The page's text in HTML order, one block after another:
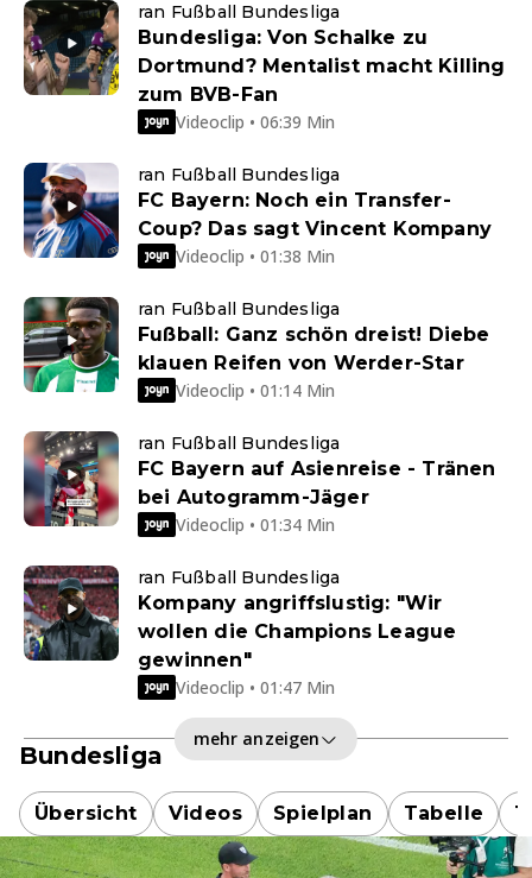
ran Fußball Bundesliga
Bundesliga: Von Schalke zu
Dortmund? Mentalist macht Killing
zum BVB-Fan
Videoclip • 06:39 Min
ran Fußball Bundesliga
FC Bayern: Noch ein Transfer-
Coup? Das sagt Vincent Kompany
Videoclip • 01:38 Min
ran Fußball Bundesliga
Fußball: Ganz schön dreist! Diebe
klauen Reifen von Werder-Star
Videoclip • 01:14 Min
ran Fußball Bundesliga
FC Bayern auf Asienreise - Tränen
bei Autogramm-Jäger
Videoclip • 01:34 Min
ran Fußball Bundesliga
Kompany angriffslustig: "Wir
wollen die Champions League
gewinnen"
Videoclip • 01:47 Min
mehr anzeigen
Bundesliga
Übersicht Videos Spielplan Tabelle